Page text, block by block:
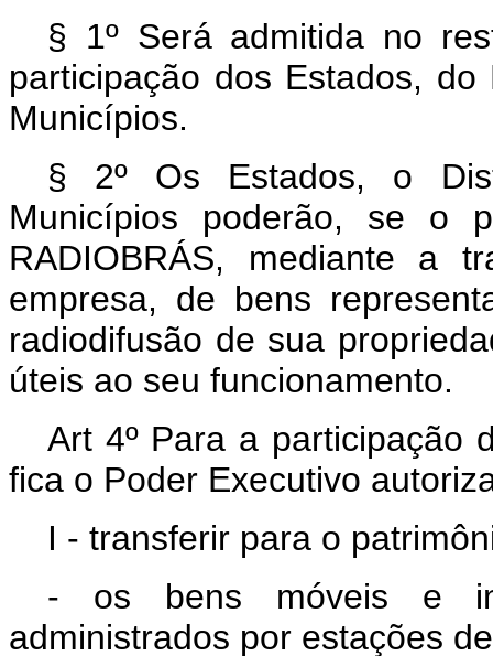
§ 1º Será admitida no
participação dos Estados,
Municípios.
§ 2º Os Estados, o
Municípios poderão, se o
RADIOBRÁS, mediante a
empresa, de bens
radiodifusão de sua
úteis ao seu funcionamento.
Art 4º Para a participação
fica o Poder Executivo
I - transferir para o
- os bens móveis e
administrados por estações